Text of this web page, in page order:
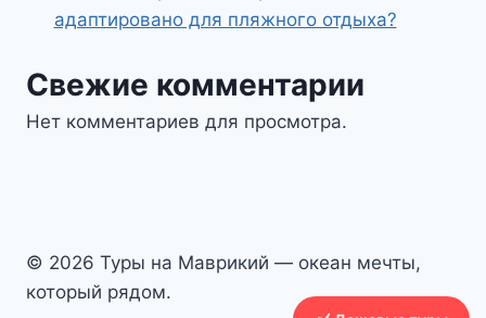
адаптировано для пляжного отдыха?
Свежие комментарии
Нет комментариев для просмотра.
© 2026 Туры на Маврикий — океан мечты,
который рядом.